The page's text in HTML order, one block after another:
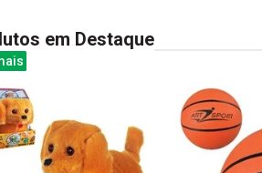
em Destaque